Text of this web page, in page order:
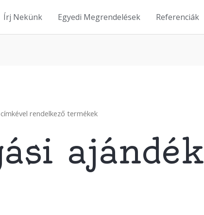
Írj Nekünk Egyedi Megrendelések Referenciák
rendelkező termékek
ajándék